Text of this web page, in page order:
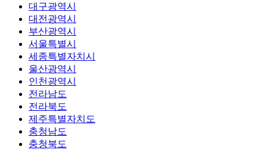
대구광역시
대전광역시
부산광역시
서울특별시
세종특별자치시
울산광역시
인천광역시
전라남도
전라북도
제주특별자치도
충청남도
충청북도